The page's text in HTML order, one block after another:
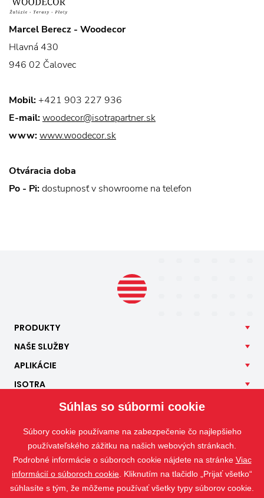
Marcel Berecz - Woodecor
Hlavná 430
946 02 Čalovec
Mobil: +421 903 227 936
E-mail:woodecor@isotrapartner.sk
www:www.woodecor.sk
Otváracia doba
Po - Pi:dostupnosť v showroome na telefon
PRODUKTY
NAŠE SLUŽBY
APLIKÁCIE
ISOTRA
Súhlas so súbormi cookie
Súbory cookie používame na zabezpečenie čo najlepšieho
používateľského zážitku na našich webových stránkach.
Podrobné informácie o súboroch cookie nájdete na stránke Viac
informácií o súboroch cookie . Kliknutím na tlačidlo „Prijať všetko“
súhlasíte s tým, že môžeme používať všetky typy súborov cookie.